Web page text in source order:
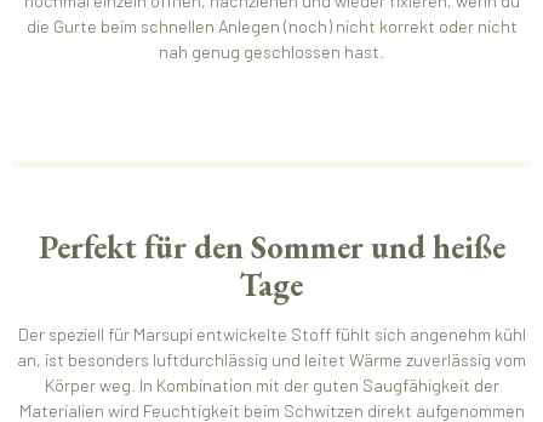
die Gurte beim schnellen Anlegen (noch) nicht korrekt oder nicht
nah genug geschlossen hast.
Perfekt für den Sommer und heiße
Tage
Der speziell für Marsupi entwickelte Stoff fühlt sich angenehm kühl
an, ist besonders luftdurchlässig und leitet Wärme zuverlässig vom
Körper weg. In Kombination mit der guten Saugfähigkeit der
Materialien wird Feuchtigkeit beim Schwitzen direkt aufgenommen